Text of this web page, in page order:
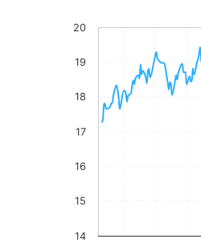
14
15
16
17
18
19
20